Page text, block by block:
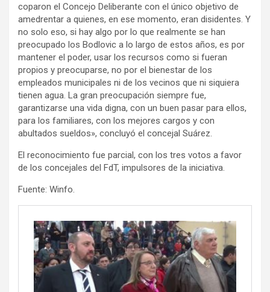
coparon el Concejo Deliberante con el único objetivo de
amedrentar a quienes, en ese momento, eran disidentes. Y
no solo eso, si hay algo por lo que realmente se han
preocupado los Bodlovic a lo largo de estos años, es por
mantener el poder, usar los recursos como si fueran
propios y preocuparse, no por el bienestar de los
empleados municipales ni de los vecinos que ni siquiera
tienen agua. La gran preocupación siempre fue,
garantizarse una vida digna, con un buen pasar para ellos,
para los familiares, con los mejores cargos y con
abultados sueldos», concluyó el concejal Suárez.
El reconocimiento fue parcial, con los tres votos a favor
de los concejales del FdT, impulsores de la iniciativa.
Fuente: Winfo.